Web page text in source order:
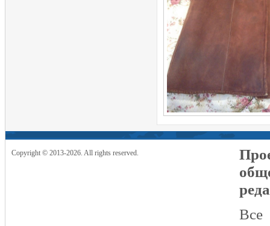
Copyright © 2013-2026. All rights reserved.